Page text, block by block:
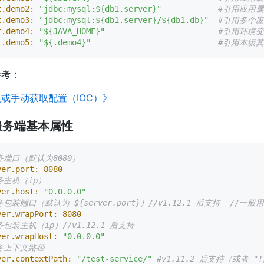
"jdbc:mysql:${db1.server}"
#引用应用
"jdbc:mysql:${db1.server}/${db1.db}"
#引用多个
"${JAVA_HOME}"
#引用环境
"${.demo4}" #引用本级
：
手动获取配置（IOC）》
端基本属性
端口（默认为8080）
8080
主机（ip）
"0.0.0.0"
包装端口（默认为 ${server.port}）//v1.12.1 后支持  //一般用
8080
包装主机（ip）//v1.12.1 后支持
"0.0.0.0"
上下文路径
"/test-service/" #v1.11.2 后支持（或者